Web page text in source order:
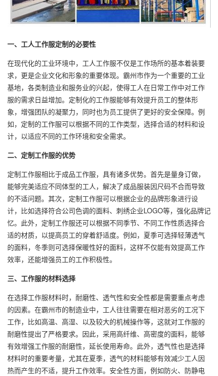
一、工人工作服定制的必要性
在现代化的工业环境中，工人工作服不仅是工作场所的基本着装要
求，更是企业文化和形象的重要体现。霸州市作为一个重要的工业
基地，各类制造业和服务业的兴起，使得工人在日常工作中对工作
服的需求日益增加。定制化的工作服能够有效提升员工的整体形
象，增强团队的凝聚力，同时也为员工提供了更好的安全保障。例
如，定制的工作服可以根据不同的工作类型，选择合适的材料和设
计，以适应不同的工作环境和安全需求。
二、定制工作服的优势
定制工作服相比于成品工作服，具有诸多优势。首先是量身订做，
能够完美适应不同体型的工人，解决了成品服装因尺码不合而导致
的不适问题。其次，定制工作服可以根据企业的品牌形象进行设
计，比如选择符合公司色调的面料、刺绣企业LOGO等，强化品牌记
忆。此外，定制工作服还可以根据不同季节、不同工作性质选择合
适的材质，以提高员工的穿着舒适度。例如，夏季可选择轻薄透气
的面料，冬季则可选择保暖性好的面料，这样不仅能有效提高工作
效率，还能增强员工的工作积极性。
三、工作服的材料选择
在选择工作服材料时，耐磨性、透气性和安全性都是需要重点考虑
的因素。在霸州市的制造业中，工人往往需要在相对恶劣的工况下
工作，比如高温、高湿、以及较大的机械操作等，这就对工作服的
耐磨性提出了严格要求。因此，采用高纤维、高密度的面料，能够
有效增强工作服的耐磨性，延长使用寿命。此外，透气性也是选择
材料时的重要考量，尤其在夏季，透气的材料能够有效减少工人因
热而产生的不适，提升工作效率。安全性方面，例如防火、防静电